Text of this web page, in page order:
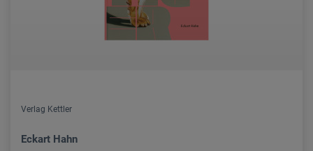
Verlag Kettler
Eckart Hahn